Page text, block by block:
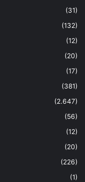
(31)
(132)
(12)
(20)
(17)
(381)
(2.647)
(56)
(12)
(20)
(226)
(1)